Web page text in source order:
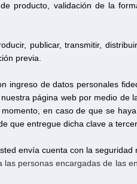
producto, validación de la
publicar, transmitir,
previa.
ingreso de datos personales
página web por medio
en caso de que se
que entregue dicha clave a
envía cuenta con la
personas encargadas de las